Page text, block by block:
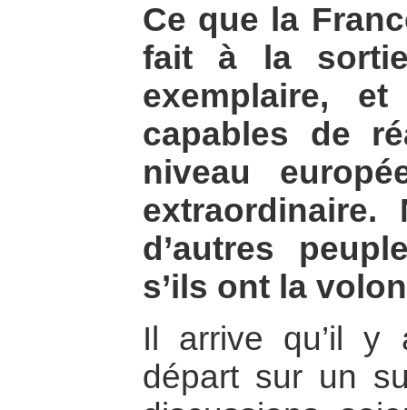
Ce que la
fait à la
exemplaire,
capables de
niveau
extraordinaire.
d’autres
s’ils ont la
Il arrive qu’il y
départ sur un